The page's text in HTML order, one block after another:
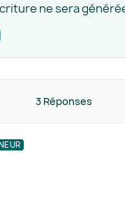
ne sera
3 Réponses